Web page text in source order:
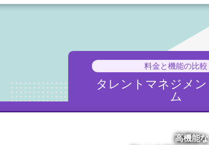
料金と機能の比較
タレントマネジメン
ム
高機能な